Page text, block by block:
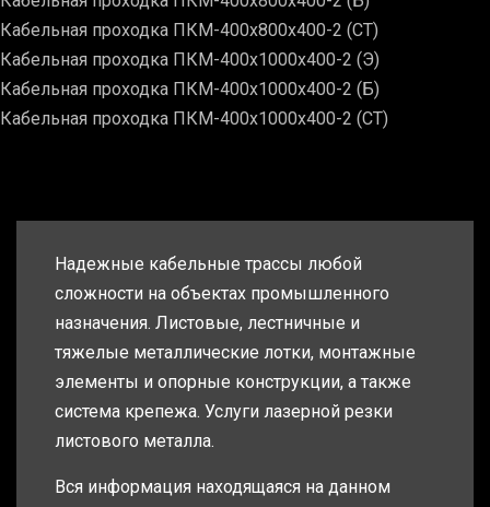
Кабельная проходка ПКМ-400х800х400-2 (СТ)
Кабельная проходка ПКМ-400х1000х400-2 (Э)
Кабельная проходка ПКМ-400х1000х400-2 (Б)
Кабельная проходка ПКМ-400х1000х400-2 (СТ)
Надежные кабельные трассы любой
сложности на объектах промышленного
назначения. Листовые, лестничные и
тяжелые металлические лотки, монтажные
элементы и опорные конструкции, а также
система крепежа. Услуги лазерной резки
листового металла.
Вся информация находящаяся на данном